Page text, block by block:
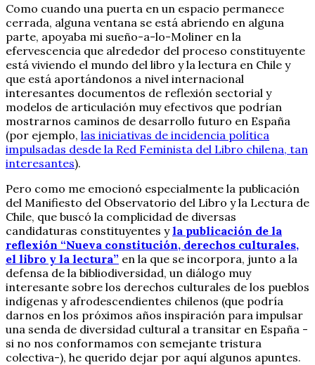
Como cuando una puerta en un espacio permanece
cerrada, alguna ventana se está abriendo en alguna
parte, apoyaba mi sueño-a-lo-Moliner en la
efervescencia que alrededor del proceso constituyente
está viviendo el mundo del libro y la lectura en Chile y
que está aportándonos a nivel internacional
interesantes documentos de reflexión sectorial y
modelos de articulación muy efectivos que podrían
mostrarnos caminos de desarrollo futuro en España
(por ejemplo, las iniciativas de incidencia política
impulsadas desde la Red Feminista del Libro chilena, tan
interesantes).
Pero como me emocionó especialmente la publicación
del Manifiesto del Observatorio del Libro y la Lectura de
Chile, que buscó la complicidad de diversas
candidaturas constituyentes yla publicación de la
reflexión “Nueva constitución, derechos culturales,
el libro y la lectura” en la que se incorpora, junto a la
defensa de la bibliodiversidad, un diálogo muy
interesante sobre los derechos culturales de los pueblos
indígenas y afrodescendientes chilenos (que podría
darnos en los próximos años inspiración para impulsar
una senda de diversidad cultural a transitar en España -
si no nos conformamos con semejante tristura
colectiva-), he querido dejar por aquí algunos apuntes.